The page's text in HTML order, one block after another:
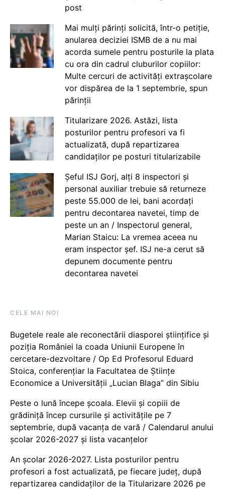
post
Mai mulți părinți solicită, într-o petiție,
anularea deciziei ISMB de a nu mai
acorda sumele pentru posturile la plata
cu ora din cadrul cluburilor copiilor:
Multe cercuri de activități extrașcolare
vor dispărea de la 1 septembrie, spun
părinții
Titularizare 2026. Astăzi, lista
posturilor pentru profesori va fi
actualizată, după repartizarea
candidaților pe posturi titularizabile
Șeful ISJ Gorj, alți 8 inspectori și
personal auxiliar trebuie să returneze
peste 55.000 de lei, bani acordați
pentru decontarea navetei, timp de
peste un an / Inspectorul general,
Marian Staicu: La vremea aceea nu
eram inspector șef. ISJ ne-a cerut să
depunem documente pentru
decontarea navetei
CELE MAI NOI
Bugetele reale ale reconectării diasporei științifice și
poziția României la coada Uniunii Europene în
cercetare-dezvoltare / Op Ed Profesorul Eduard
Stoica, conferențiar la Facultatea de Științe
Economice a Universității „Lucian Blaga” din Sibiu
Peste o lună începe școala. Elevii și copiii de
grădiniță încep cursurile și activitățile pe 7
septembrie, după vacanța de vară / Calendarul anului
școlar 2026-2027 și lista vacanțelor
An școlar 2026-2027. Lista posturilor pentru
profesori a fost actualizată, pe fiecare județ, după
repartizarea candidaților de la Titularizare 2026 pe